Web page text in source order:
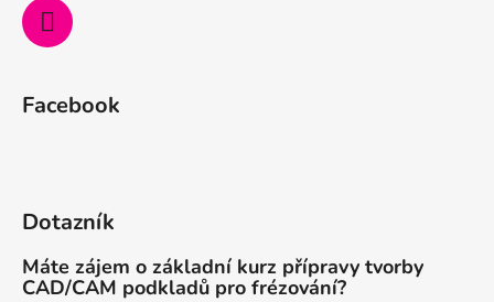
Facebook
Dotazník
Máte zájem o základní kurz přípravy tvorby
CAD/CAM podkladů pro frézování?